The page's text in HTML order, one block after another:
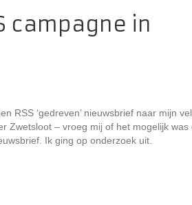
campagne in
RSS ‘gedreven’ nieuwsbrief naar mijn
Zwetsloot – vroeg mij of het mogelijk was
Ik ging op onderzoek uit.